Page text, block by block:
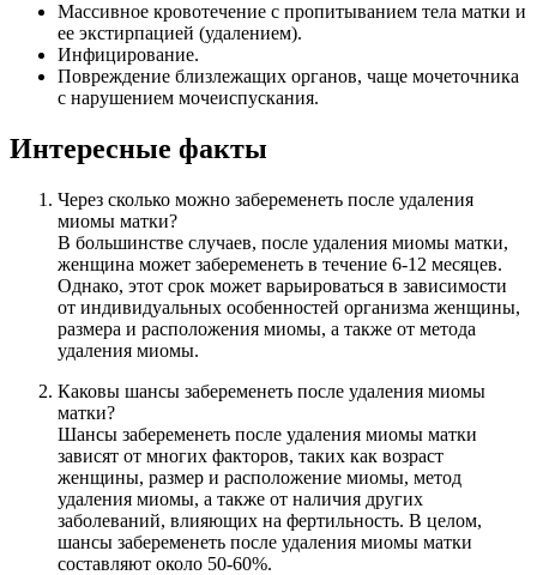
Массивное кровотечение с пропитыванием тела матки и
ее экстирпацией (удалением).
Инфицирование.
Повреждение близлежащих органов, чаще мочеточника
с нарушением мочеиспускания.
Интересные факты
Через сколько можно забеременеть после удаления
миомы матки?
В большинстве случаев, после удаления миомы матки,
женщина может забеременеть в течение 6-12 месяцев.
Однако, этот срок может варьироваться в зависимости
от индивидуальных особенностей организма женщины,
размера и расположения миомы, а также от метода
удаления миомы.
Каковы шансы забеременеть после удаления миомы
матки?
Шансы забеременеть после удаления миомы матки
зависят от многих факторов, таких как возраст
женщины, размер и расположение миомы, метод
удаления миомы, а также от наличия других
заболеваний, влияющих на фертильность. В целом,
шансы забеременеть после удаления миомы матки
составляют около 50-60%.